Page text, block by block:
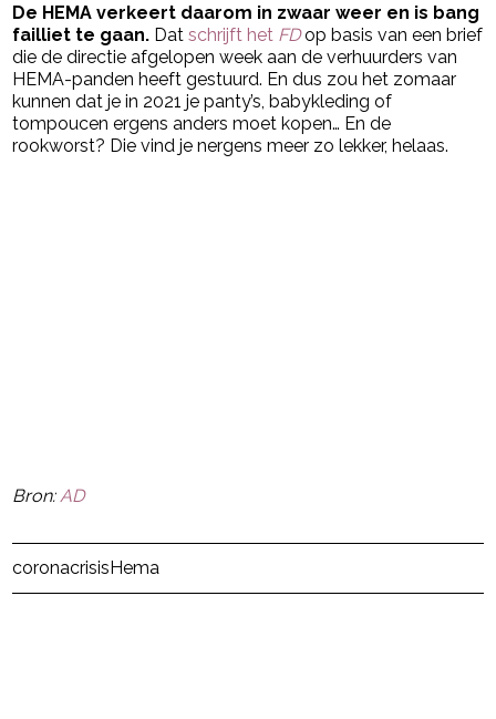
De HEMA verkeert daarom in zwaar weer en is bang
failliet te gaan. Datschrijft het FDop basis van een brief
die de directie afgelopen week aan de verhuurders van
HEMA-panden heeft gestuurd. En dus zou het zomaar
kunnen dat je in 2021 je panty’s, babykleding of
tompoucen ergens anders moet kopen… En de
rookworst? Die vind je nergens meer zo lekker, helaas.
Bron:AD
coronacrisisHema